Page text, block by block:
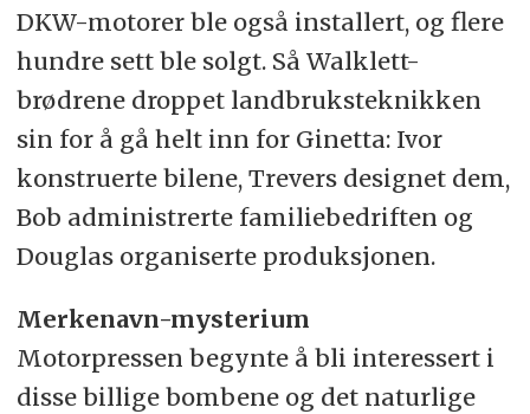
DKW-motorer ble også installert, og flere
hundre sett ble solgt. Så Walklett-
brødrene droppet landbruksteknikken
sin for å gå helt inn for Ginetta: Ivor
konstruerte bilene, Trevers designet dem,
Bob administrerte familiebedriften og
Douglas organiserte produksjonen.
Merkenavn-mysterium
Motorpressen begynte å bli interessert i
disse billige bombene og det naturlige